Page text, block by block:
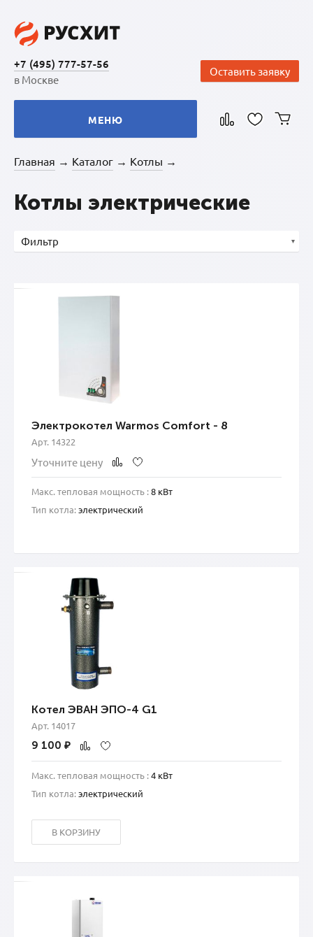
+7 (495) 777-57-56
в Москве
Оставить заявку
МЕНЮ
Главная → Каталог → Котлы →
Котлы электрические
Фильтр
Электрокотел Warmos Comfort - 8
Арт. 14322
Уточните цену
Макс. тепловая мощность :8 кВт
Тип котла:электрический
Котел ЭВАН ЭПО-4 G1
Арт. 14017
9 100 ₽
Макс. тепловая мощность :4 кВт
Тип котла:электрический
В КОРЗИНУ